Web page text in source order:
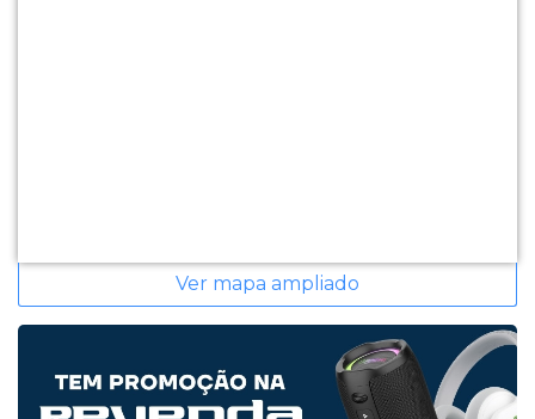
Ver mapa ampliado